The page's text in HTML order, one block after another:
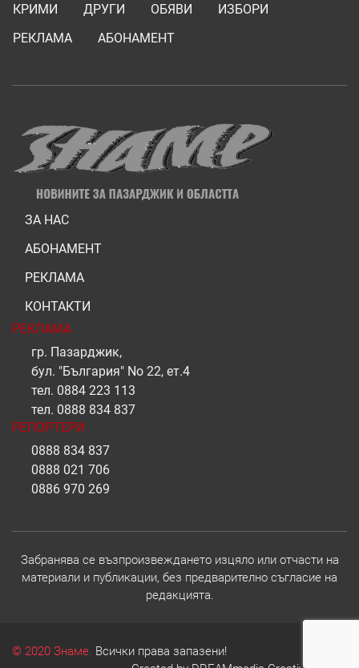
КРИМИ
ДРУГИ ОБЯВИ
ИЗБОРИ
РЕКЛАМА
АБОНАМЕНТ
ЗА НАС
АБОНАМЕНТ
РЕКЛАМА
КОНТАКТИ
РЕКЛАМА
гр. Пазарджик,
бул. "България" No 22, ет.4
тел. 0884 223 113
тел. 0888 834 837
РЕПОРТЕРИ
0888 834 837
0888 021 706
0886 970 269
Забранява се възпроизвеждането изцяло или отчасти на
материали и публикации, без предварително съгласие на
редакцията.
© 2020 Знаме. Всички права запазени!